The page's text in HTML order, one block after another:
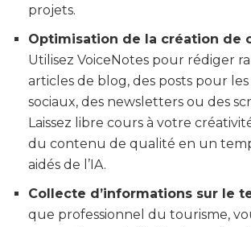
projets.
Optimisation de la création de
Utilisez VoiceNotes pour rédiger
articles de blog, des posts pour
sociaux, des newsletters ou des
Laissez libre cours à votre
du contenu de qualité en un
aidés de l’IA.
Collecte d’informations sur le
que professionnel du tourisme,